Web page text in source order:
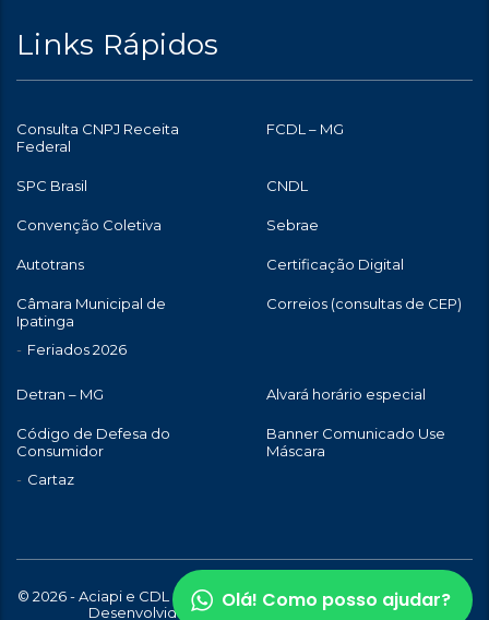
Links Rápidos
Consulta CNPJ Receita
Federal
FCDL – MG
SPC Brasil CNDL
Convenção Coletiva Sebrae
Autotrans Certificação Digital
Câmara Municipal de
Ipatinga
Feriados 2026
Correios (consultas de CEP)
Detran – MG Alvará horário especial
Código de Defesa do
Consumidor
Cartaz
Banner Comunicado Use
Máscara
© 2026 - Aciapi e CDL de Ipatinga | Todos os direitos reservados |
Desenvolvido com
WebStory.com.br
Olá! Como posso ajudar?